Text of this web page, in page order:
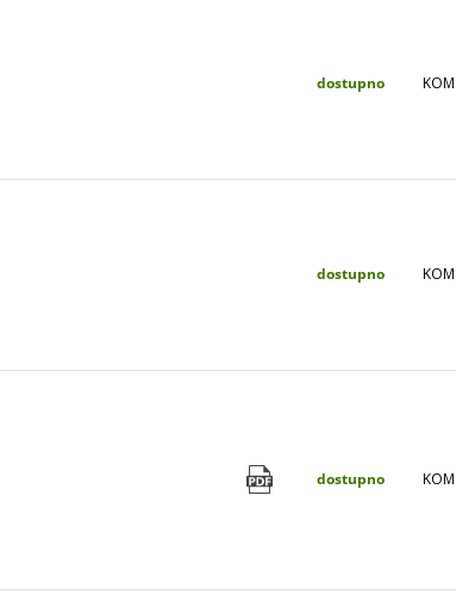
dostupno KOM
dostupno KOM
dostupno KOM